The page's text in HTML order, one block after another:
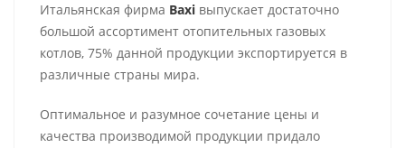
Итальянская фирма Baxi выпускает достаточно
большой ассортимент отопительных газовых
котлов, 75% данной продукции экспортируется в
различные страны мира.
Оптимальное и разумное сочетание цены и
качества производимой продукции придало